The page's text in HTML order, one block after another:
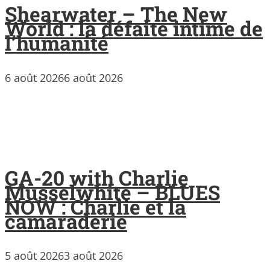
Shearwater – The New
World : la défaite intime de
l’humanité
6 août 20266 août 2026
GA-20 with Charlie
Musselwhite – BLUES
NOW : Charlie et la
camaraderie
5 août 20263 août 2026